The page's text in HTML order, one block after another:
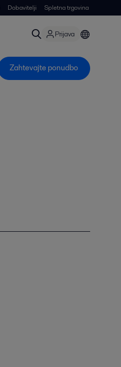
Dobavitelji Spletna trgovina
Prijava
Zahtevajte ponudbo